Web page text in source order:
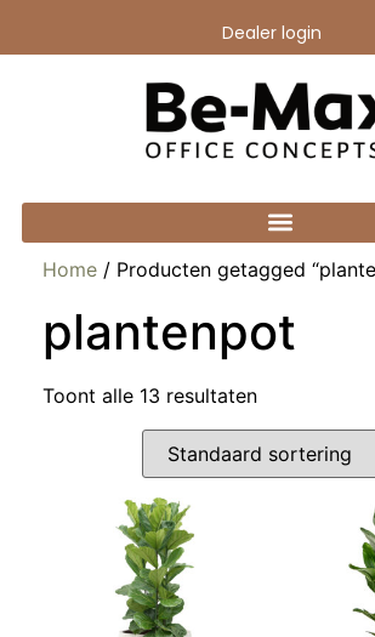
Dealer login
Home / Producten getagged
plantenpot
Toont alle 13 resultaten